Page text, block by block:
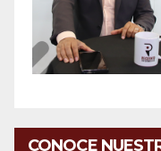
CONOCE